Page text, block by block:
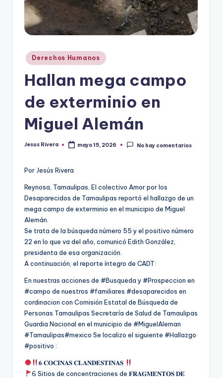
Publicado
en
Derechos Humanos
Hallan mega campo
de exterminio en
Miguel Alemán
Publicado
Jesus Rivera mayo 15, 2026 No hay comentarios
Por Jesús Rivera
Reynosa, Tamaulipas. El colectivo Amor por los
Desaparecidos de Tamaulipas reportó el hallazgo de un
mega campo de exterminio en el municipio de Miguel
Alemán.
Se trata de la búsqueda número 55 y el positivo número
22 en lo que va del año, comunicó Edith González,
presidenta de esa organización.
A continuación, el reporte íntegro de CADT:
En nuestras acciones de #Busqueda y #Prospeccion en
#campo de nuestros #familiares #desaparecidos en
cordinacion con Comisión Estatal de Búsqueda de
Personas Tamaulipas Secretaría de Salud de Tamaulipas
Guardia Nacional en el municipio de #MiguelAleman
#Tamaulipas#mexico Se localizo el siguiente #Hallazgo
#positivo :
𝟔 𝐂𝐎𝐂𝐈𝐍𝐀𝐒 𝐂𝐋𝐀𝐍𝐃𝐄𝐒𝐓𝐈𝐍𝐀𝐒
6 Sitios de concentraciones de 𝐅𝐑𝐀𝐆𝐌𝐄𝐍𝐓𝐎𝐒 𝐃𝐄